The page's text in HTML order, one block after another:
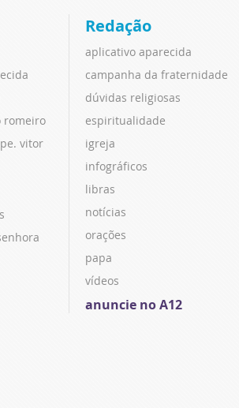
romeiro
vitor
Redação
aplicativo aparecida
campanha da fraternidade
dúvidas religiosas
espiritualidade
igreja
infográficos
libras
notícias
orações
papa
vídeos
anuncie no A12